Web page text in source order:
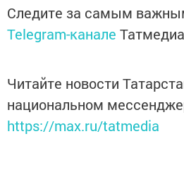
Следите за самым
Telegram-канале Татмедиа
Читайте новости
национальном
https://max.ru/tatmedia